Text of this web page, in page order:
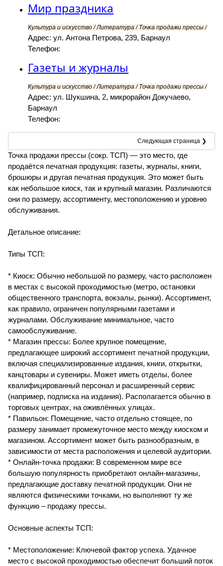
Мир праздника
Культура и искусство / Литература / Точка продажи прессы /
Адрес: ул. Антона Петрова, 239, Барнаул
Телефон:
Газеты и журналы
Культура и искусство / Литература / Точка продажи прессы /
Адрес: ул. Шукшина, 2, микрорайон Докучаево,
Барнаул
Телефон:
Следующая страница ❯
Точка продажи прессы (сокр. ТСП) — это место, где
продаётся печатная продукция: газеты, журналы, книги,
брошюры и другая печатная продукция. Это может быть
как небольшое киоск, так и крупный магазин. Различаются
они по размеру, ассортименту, местоположению и уровню
обслуживания.
Детальное описание:
Типы ТСП:
* Киоск: Обычно небольшой по размеру, часто расположен
в местах с высокой проходимостью (метро, остановки
общественного транспорта, вокзалы, рынки). Ассортимент,
как правило, ограничен популярными газетами и
журналами. Обслуживание минимальное, часто
самообслуживание.
* Магазин прессы: Более крупное помещение,
предлагающее широкий ассортимент печатной продукции,
включая специализированные издания, книги, открытки,
канцтовары и сувениры. Может иметь отделы, более
квалифицированный персонал и расширенный сервис
(например, подписка на издания). Располагается обычно в
торговых центрах, на оживлённых улицах.
* Павильон: Помещение, часто отдельно стоящее, по
размеру занимает промежуточное место между киоском и
магазином. Ассортимент может быть разнообразным, в
зависимости от места расположения и целевой аудитории.
* Онлайн-точка продажи: В современном мире все
большую популярность приобретают онлайн-магазины,
предлагающие доставку печатной продукции. Они не
являются физическими точками, но выполняют ту же
функцию – продажу прессы.
Основные аспекты ТСП:
* Местоположение: Ключевой фактор успеха. Удачное
место с высокой проходимостью обеспечит больший поток